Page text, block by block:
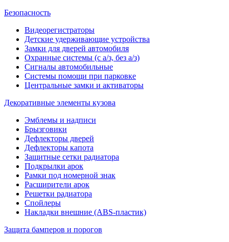
Безопасность
Видеорегистраторы
Детские удерживающие устройства
Замки для дверей автомобиля
Охранные системы (с а/з, без а/з)
Сигналы автомобильные
Системы помощи при парковке
Центральные замки и активаторы
Декоративные элементы кузова
Эмблемы и надписи
Брызговики
Дефлекторы дверей
Дефлекторы капота
Защитные сетки радиатора
Подкрылки арок
Рамки под номерной знак
Расширители арок
Решетки радиатора
Спойлеры
Накладки внешние (ABS-пластик)
Защита бамперов и порогов